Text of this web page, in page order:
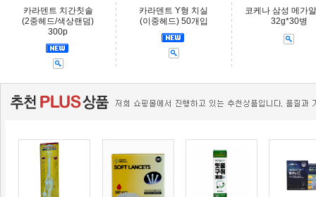
카라덴트 치간칫솔
(2중헤드/색상랜덤)
300p
카라덴트 Y형 치실
(이중헤드) 50개입
코케나 삼성 메가
32g*30병